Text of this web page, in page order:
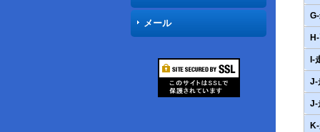
メール
I-
J-
J-